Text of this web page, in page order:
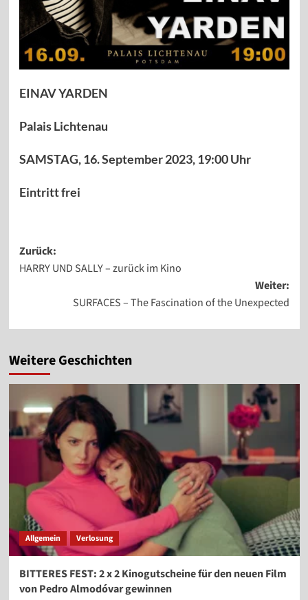
EINAV YARDEN
Palais Lichtenau
SAMSTAG, 16. September 2023, 19:00 Uhr
Eintritt frei
Beitragsnavigation
Zurück:
HARRY UND SALLY – zurück im Kino
Weiter:
SURFACES – The Fascination of the Unexpected
Weitere Geschichten
Allgemein Verlosung
BITTERES FEST: 2 x 2 Kinogutscheine für den neuen Film
von Pedro Almodóvar gewinnen